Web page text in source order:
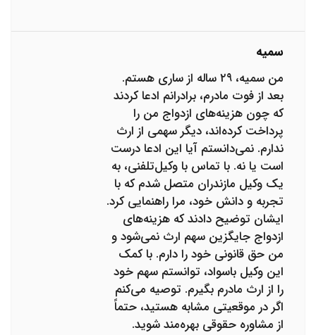
سمیه
من سمیه، ۲۹ ساله از ساری هستم.
بعد از فوت مادرم، برادرانم ادعا کردند
که چون هزینه‌های ازدواج من را
پرداخت کرده‌اند، دیگر سهمی از ارث
ندارم. نمی‌دانستم آیا این ادعا درست
است یا نه. با تماس با وکیل‌تلفنی، به
یک وکیل مازندران متصل شدم که با
تجربه و دانش خود، مرا راهنمایی کرد.
ایشان توضیح دادند که هزینه‌های
ازدواج جایگزین سهم ارث نمی‌شود و
من حق قانونی خود را دارم. با کمک
این وکیل باسواد، توانستم سهم خود
را از ارث مادرم بگیرم. توصیه می‌کنم
اگر در موقعیتی مشابه هستید، حتماً
از مشاوره حقوقی بهره‌مند شوید.